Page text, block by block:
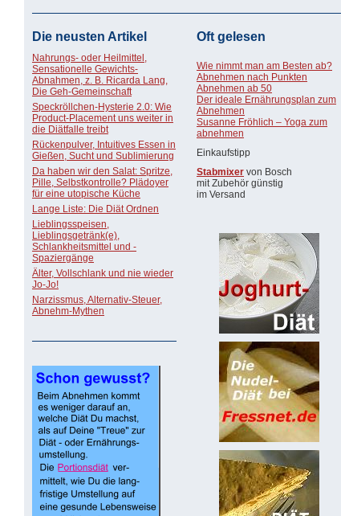
Die neusten Artikel
Nahrungs- oder Heilmittel,
Sensationelle Gewichts-
Abnahmen, z. B. Ricarda Lang,
Die Geh-Gemeinschaft
Speckröllchen-Hysterie 2.0: Wie
Product-Placement uns weiter in
die Diätfalle treibt
Rückenpulver, Intuitives Essen in
Gießen, Sucht und Sublimierung
Da haben wir den Salat: Spritze,
Pille, Selbstkontrolle? Plädoyer
für eine utopische Küche
Lange Liste: Die Diät Ordnen
Lieblingsspeisen,
Lieblingsgetränk(e),
Schlankheitsmittel und -
Spaziergänge
Älter, Vollschlank und nie wieder
Jo-Jo!
Narzissmus, Alternativ-Steuer,
Abnehm-Mythen
Oft gelesen
Wie nimmt man am Besten ab?
Abnehmen nach Punkten
Abnehmen ab 50
Der ideale Ernährungsplan zum
Abnehmen
Susanne Fröhlich – Yoga zum
abnehmen
Einkaufstipp
Stabmixer von Bosch
mit Zubehör günstig
im Versand